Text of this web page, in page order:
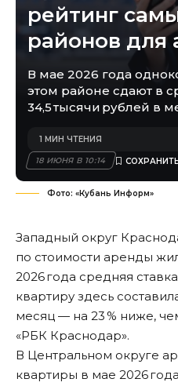
рейтинг
районов для
В мае 2026 года
этом районе сдают в
34,5 тысячи рублей в
18 ИЮНЯ В 10:14
1 МИН ЧТЕНИЯ
Фото: «Кубань Информ»
Западный округ
по стоимости аренды
2026 года средняя
квартиру здесь
месяц — на 23 % ниже,
«РБК Краснодар».
В Центральном округе
квартиры в мае 2026